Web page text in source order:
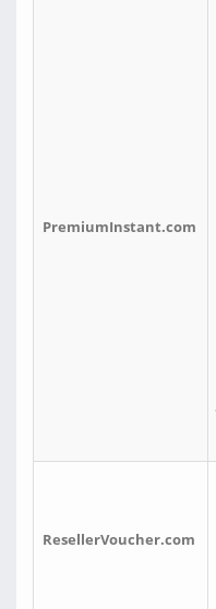
PremiumInstant.com
ResellerVoucher.com